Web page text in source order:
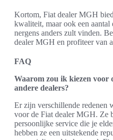
Kortom, Fiat dealer MGH
kwaliteit, maar ook een
nergens anders zult vinden.
dealer MGH en profiteer van
FAQ
Waarom zou ik kiezen voor
andere dealers?
Er zijn verschillende redenen
voor de Fiat dealer MGH. Ze
persoonlijke service die je
hebben ze een uitstekende